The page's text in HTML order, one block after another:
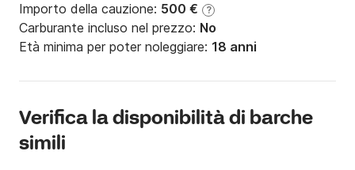
Importo della cauzione: 500 € ?
Carburante incluso nel prezzo: No
Età minima per poter noleggiare: 18 anni
Verifica la disponibilità di barche
simili